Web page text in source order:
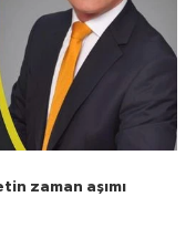
zaman aşımı